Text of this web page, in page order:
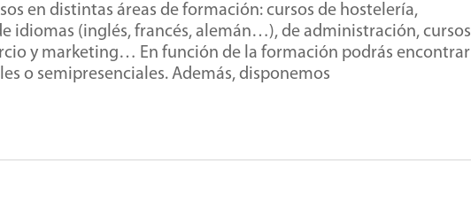
en distintas áreas de formación: cursos de hostelería,
idiomas (inglés, francés, alemán…), de administración, cursos
y marketing… En función de la formación podrás encontrar
o semipresenciales. Además, disponemos